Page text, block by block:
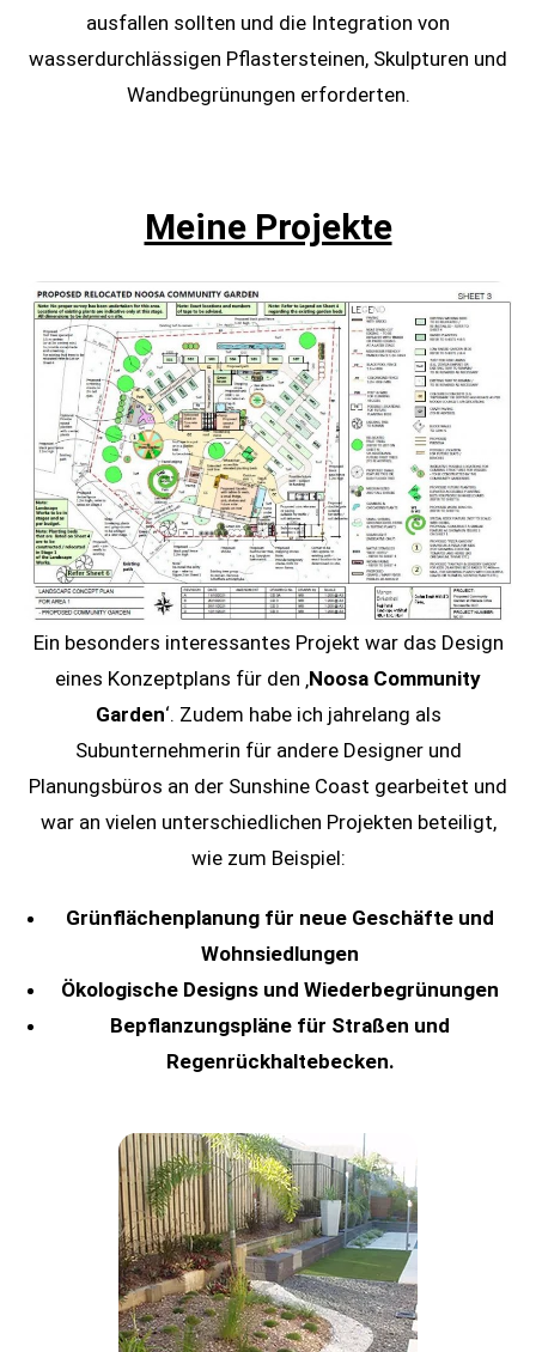
ausfallen sollten und die Integration von
wasserdurchlässigen Pflastersteinen, Skulpturen und
Wandbegrünungen erforderten.
Meine Projekte
Ein besonders interessantes Projekt war das Design
eines Konzeptplans für den ‚Noosa Community
Garden‘. Zudem habe ich jahrelang als
Subunternehmerin für andere Designer und
Planungsbüros an der Sunshine Coast gearbeitet und
war an vielen unterschiedlichen Projekten beteiligt,
wie zum Beispiel:
Grünflächenplanung für neue Geschäfte und
Wohnsiedlungen
Ökologische Designs und Wiederbegrünungen
Bepflanzungspläne für Straßen und
Regenrückhaltebecken.